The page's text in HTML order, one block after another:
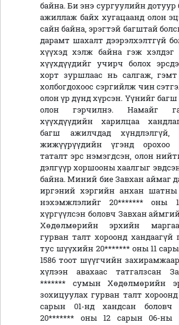
байна. Би энэ сургуулийн
ажиллаж байх хугацаанд олон
сайн байна, эрэгтэй багштай
дарамт шахалт дээрэлхэлтгүй
хүүхэд хэлж байна гэж хэлдэг
хүүхдүүдийг учирч болох
хорт зуршлаас нь салгаж,
холбогдохоос сэргийлж чин
олон үр дүнд хүрсэн. Үүнийг
олон гэрчилнэ. Намайг
хүүхдүүдийн харилцаа
багш ажилчдад
жижүүрүүдийн үгэнд орохоо
таталт эрс нэмэгдсэн, олон
дэлгүүр хоршооны хаалгыг
байна. Миний бие Завхан аймаг
иргэний хэргийн анхан шатны
нэхэмжлэлийг 20******* оны
хүргүүлсэн боловч Завхан
Хөдөлмөрийн эрхийн
гурван талт хороонд хандаагүй
тус шүүхийн 20******* оны 11
1586 тоот шүүгчийн
хүлээн авахаас татгалзсан
******* сумын Хөдөлмөрийн
зохицуулах гурван талт
сарын 01-нд хандсан
20******* оны 12 сарын 06-ны